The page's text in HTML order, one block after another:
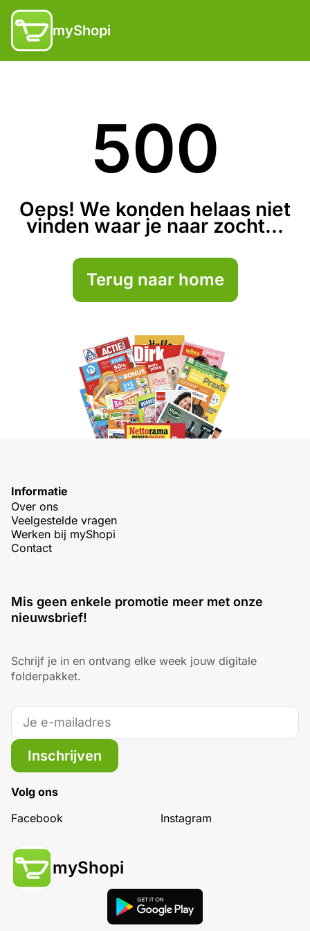
myShopi
500
Oeps! We konden helaas niet
vinden waar je naar zocht...
Terug naar home
Informatie
Over ons
Veelgestelde vragen
Werken bij myShopi
Contact
Mis geen enkele promotie meer met onze
nieuwsbrief!
Schrijf je in en ontvang elke week jouw digitale
folderpakket.
Inschrijven
Volg ons
Facebook
Instagram
myShopi